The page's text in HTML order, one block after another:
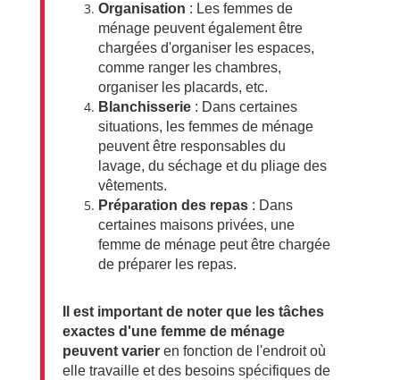
Organisation : Les femmes de
ménage peuvent également être
chargées d'organiser les espaces,
comme ranger les chambres,
organiser les placards, etc.
Blanchisserie : Dans certaines
situations, les femmes de ménage
peuvent être responsables du
lavage, du séchage et du pliage des
vêtements.
Préparation des repas : Dans
certaines maisons privées, une
femme de ménage peut être chargée
de préparer les repas.
Il est important de noter que les tâches
exactes d'une femme de ménage
peuvent varier en fonction de l'endroit où
elle travaille et des besoins spécifiques de